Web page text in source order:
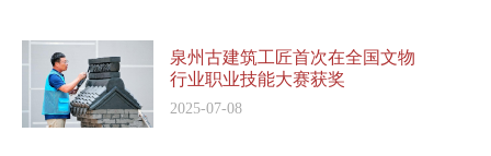
泉州古建筑工匠首次在全国文物
行业职业技能大赛获奖
2025-07-08